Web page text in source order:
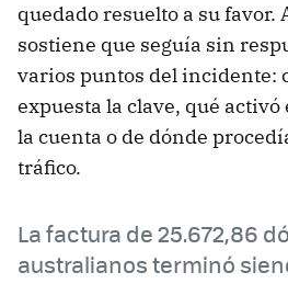
quedado resuelto a su favor.
sostiene que seguía sin
varios puntos del incidente:
expuesta la clave, qué activó
la cuenta o de dónde
tráfico.
La factura de 25.672,86
australianos terminó